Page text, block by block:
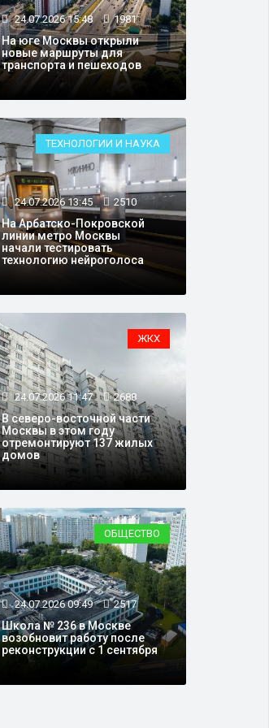
24.07.2026 15:48 1981
На юге Москвы открыли
новые маршруты для
транспорта и пешеходов
ТЕХНОЛОГИИ И НАУКА
24.07.2026 13:45 2510
На Арбатско-Покровской
линии метро Москвы
начали тестировать
технологию нейроголоса
ЖКХ
24.07.2026 11:47 2688
В северо-восточной части
Москвы в этом году
отремонтируют 137 жилых
домов
ОБЩЕСТВО
24.07.2026 09:49 2517
Школа № 236 в Москве
возобновит работу после
реконструкции с 1 сентября